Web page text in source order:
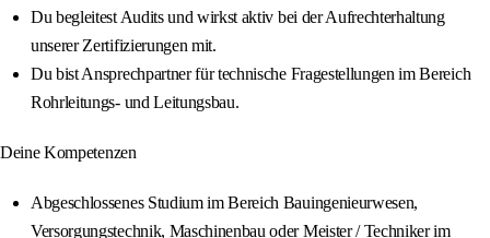
Du begleitest Audits und wirkst aktiv bei der Aufrechterhaltung
unserer Zertifizierungen mit.
Du bist Ansprechpartner für technische Fragestellungen im Bereich
Rohrleitungs- und Leitungsbau.
Deine Kompetenzen
Abgeschlossenes Studium im Bereich Bauingenieurwesen,
Versorgungstechnik, Maschinenbau oder Meister / Techniker im